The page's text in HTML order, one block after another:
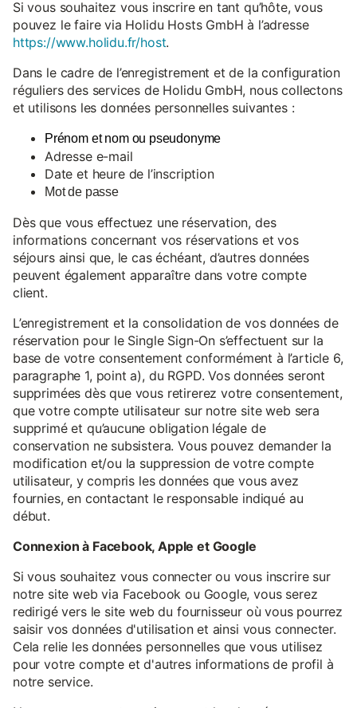
Si vous souhaitez vous inscrire en tant qu’hôte, vous
pouvez le faire via Holidu Hosts GmbH à l’adresse
https://www.holidu.fr/host.
Dans le cadre de l’enregistrement et de la configuration
réguliers des services de Holidu GmbH, nous collectons
et utilisons les données personnelles suivantes :
Prénom et nom ou pseudonyme
Adresse e-mail
Date et heure de l’inscription
Mot de passe
Dès que vous effectuez une réservation, des
informations concernant vos réservations et vos
séjours ainsi que, le cas échéant, d’autres données
peuvent également apparaître dans votre compte
client.
L’enregistrement et la consolidation de vos données de
réservation pour le Single Sign-On s’effectuent sur la
base de votre consentement conformément à l’article 6,
paragraphe 1, point a), du RGPD. Vos données seront
supprimées dès que vous retirerez votre consentement,
que votre compte utilisateur sur notre site web sera
supprimé et qu’aucune obligation légale de
conservation ne subsistera. Vous pouvez demander la
modification et/ou la suppression de votre compte
utilisateur, y compris les données que vous avez
fournies, en contactant le responsable indiqué au
début.
Connexion à Facebook, Apple et Google
Si vous souhaitez vous connecter ou vous inscrire sur
notre site web via Facebook ou Google, vous serez
redirigé vers le site web du fournisseur où vous pourrez
saisir vos données d'utilisation et ainsi vous connecter.
Cela relie les données personnelles que vous utilisez
pour votre compte et d'autres informations de profil à
notre service.